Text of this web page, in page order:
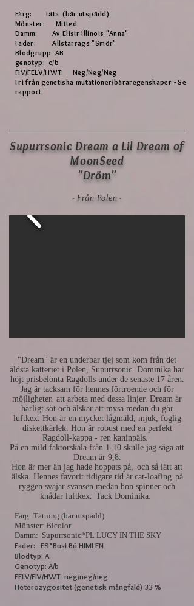
Färg: Täta (bär utspädd)
Mönster:
Mitted
Damm:
Av Elisir Illinois "Anna"
Fader:
Allstarrags "Smör"
Blodgrupp: AB
genotyp: c/b
FIV/FELV/HWT:
Neg/Neg/Neg
Fri från genetiska mutationer/bäraregenskaper - Se
rapport
Supurrsonic Dream a Lil Dream of
MoonSeed
"Dröm"
- Från Polen -
"Dream" är en underbar tjej som kom från det
äldsta katteriet i Polen, Supurrsonic. Dominika har
höjt prisbelönta Ragdolls under de senaste 17 åren.
Jag är tacksam för hennes förtroende och för
möjligheten att arbeta med dessa linjer. Dream är
härligt söt och älskar att mysa medan du gör
luftkex. Hon är en mycket lågmäld, mjuk, foglig
diskettkärlek. Hon är robust med en perfekt
Ragdoll-kappa - ren kaninpäls.
På en mild faktorskala från 1-10 skulle jag säga att
Dream är 9,8.
Hon är mer än jag hade hoppats på, och så lätt att
älska. Hennes favorit tidigare tid är cat-loafing på
ryggen svajar svansen medan hon spinner och
knådar luftkex. Tack Dominika.
Färg: Tätning (bär utspädd)
Mönster: Bicolor
Damm: Supurrsonic*PL LUCY IN THE SKY
Fader:
ES*Busi-Bú HIMLEN
Blodtyp: A
Genotyp: A/b
FELV/FIV/HWT neg/neg/neg
Heterozygositet (genetisk mångfald) 33 %